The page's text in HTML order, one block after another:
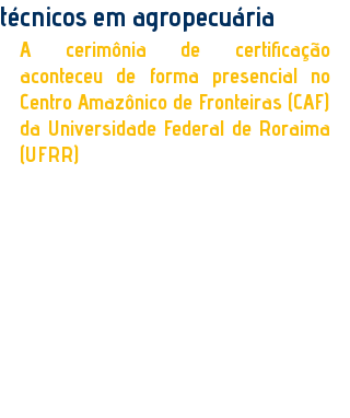
técnicos em agropecuária
A cerimônia de certificação
aconteceu de forma presencial no
Centro Amazônico de Fronteiras (CAF)
da Universidade Federal de Roraima
(UFRR)